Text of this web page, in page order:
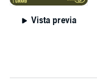
Vista previa